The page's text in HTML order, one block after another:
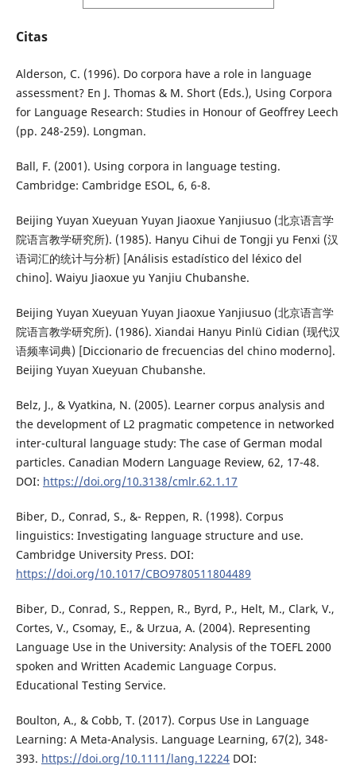
Citas
Alderson, C. (1996). Do corpora have a role in language
assessment? En J. Thomas & M. Short (Eds.), Using Corpora
for Language Research: Studies in Honour of Geoffrey Leech
(pp. 248-259). Longman.
Ball, F. (2001). Using corpora in language testing.
Cambridge: Cambridge ESOL, 6, 6-8.
Beijing Yuyan Xueyuan Yuyan Jiaoxue Yanjiusuo (北京语言学
院语言教学研究所). (1985). Hanyu Cihui de Tongji yu Fenxi (汉
语词汇的统计与分析) [Análisis estadístico del léxico del
chino]. Waiyu Jiaoxue yu Yanjiu Chubanshe.
Beijing Yuyan Xueyuan Yuyan Jiaoxue Yanjiusuo (北京语言学
院语言教学研究所). (1986). Xiandai Hanyu Pinlü Cidian (现代汉
语频率词典) [Diccionario de frecuencias del chino moderno].
Beijing Yuyan Xueyuan Chubanshe.
Belz, J., & Vyatkina, N. (2005). Learner corpus analysis and
the development of L2 pragmatic competence in networked
inter-cultural language study: The case of German modal
particles. Canadian Modern Language Review, 62, 17-48.
DOI: https://doi.org/10.3138/cmlr.62.1.17
Biber, D., Conrad, S., &- Reppen, R. (1998). Corpus
linguistics: Investigating language structure and use.
Cambridge University Press. DOI:
https://doi.org/10.1017/CBO9780511804489
Biber, D., Conrad, S., Reppen, R., Byrd, P., Helt, M., Clark, V.,
Cortes, V., Csomay, E., & Urzua, A. (2004). Representing
Language Use in the University: Analysis of the TOEFL 2000
spoken and Written Academic Language Corpus.
Educational Testing Service.
Boulton, A., & Cobb, T. (2017). Corpus Use in Language
Learning: A Meta-Analysis. Language Learning, 67(2), 348-
393. https://doi.org/10.1111/lang.12224DOI: